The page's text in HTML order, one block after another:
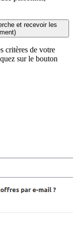
et recevoir les
critères de votre
sur le bouton